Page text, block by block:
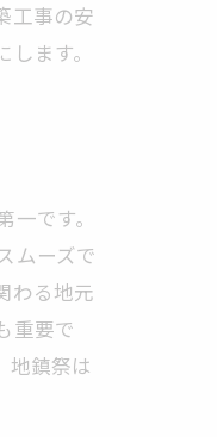
工事の安
ます。
です。
ムーズで
わる地元
重要で
地鎮祭は